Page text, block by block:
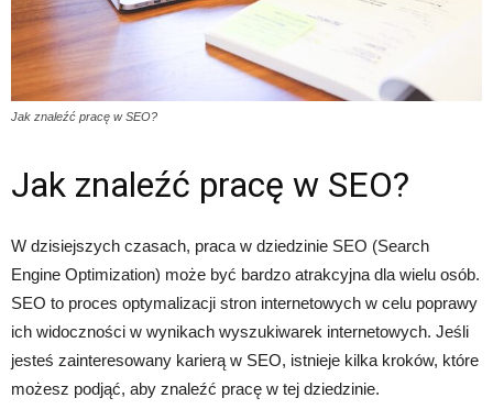
Jak znaleźć pracę w SEO?
Jak znaleźć pracę w SEO?
W dzisiejszych czasach, praca w dziedzinie SEO (Search
Engine Optimization) może być bardzo atrakcyjna dla wielu osób.
SEO to proces optymalizacji stron internetowych w celu poprawy
ich widoczności w wynikach wyszukiwarek internetowych. Jeśli
jesteś zainteresowany karierą w SEO, istnieje kilka kroków, które
możesz podjąć, aby znaleźć pracę w tej dziedzinie.